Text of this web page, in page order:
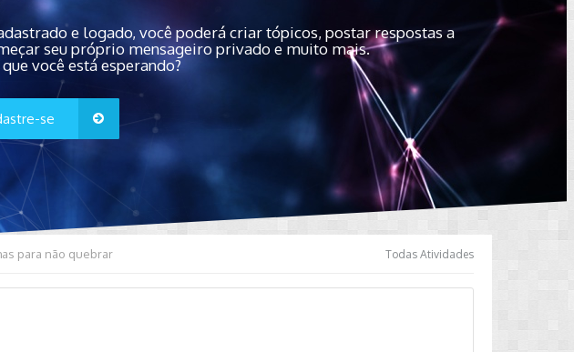
e logado, você poderá criar tópicos, postar respostas a
seu próprio mensageiro privado e muito mais.
você está esperando?
se
Todas Atividades
para não quebrar